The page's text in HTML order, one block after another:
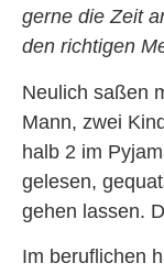
gerne die Zeit
den richtigen
Neulich saßen
Mann, zwei
halb 2 im
gelesen,
gehen lassen.
Im beruflichen